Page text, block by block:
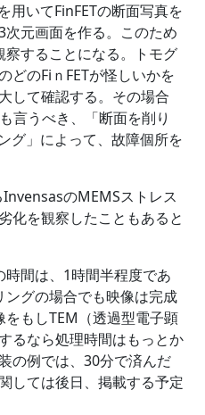
用いてFinFETの断面写真を
元画面を作る。このため
することになる。トモグ
どのFiｎFETが怪しいかを
して確認する。その場合
言うべき、「断面を削り
グ」によって、故障個所を
のMEMSストレス
化を観察したこともあると
間は、1時間半程度であ
ングの場合でも映像は完成
もしTEM（透過型電子顕
るなら処理時間はもっとか
の例では、30分で済んだ
しては後日、掲載する予定